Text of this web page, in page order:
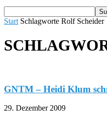
Start Schlagworte Rolf Scheider
GNTM – Heidi Klum
29. Dezember 2009